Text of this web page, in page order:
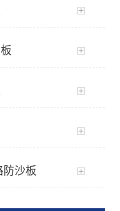
防沙板